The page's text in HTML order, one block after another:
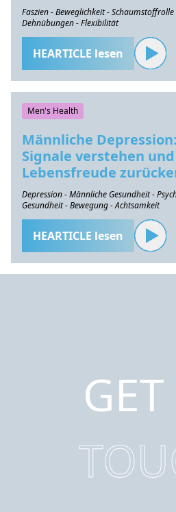
Faszien - Beweglichkeit - Schaumstoffrolle
Dehnübungen - Flexibilität
HEARTICLE lesen
Men's Health
Männliche
Signale verstehen und
Lebensfreude
Depression - Männliche Gesundheit -
Gesundheit - Bewegung - Achtsamkeit
HEARTICLE lesen